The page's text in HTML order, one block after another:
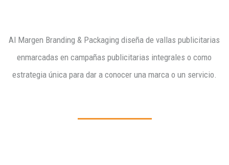
Al Margen Branding & Packaging diseña de vallas publicitarias
enmarcadas en campañas publicitarias integrales o como
estrategia única para dar a conocer una marca o un servicio.